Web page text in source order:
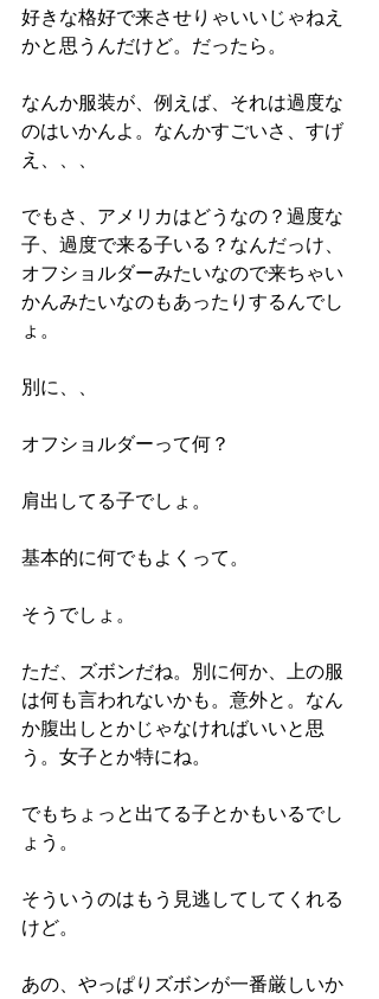
好きな格好で来させりゃいいじゃねえ
かと思うんだけど。だったら。
なんか服装が、例えば、それは過度な
のはいかんよ。なんかすごいさ、すげ
え、、、
でもさ、アメリカはどうなの？過度な
子、過度で来る子いる？なんだっけ、
オフショルダーみたいなので来ちゃい
かんみたいなのもあったりするんでし
ょ。
別に、、
オフショルダーって何？
肩出してる子でしょ。
基本的に何でもよくって。
そうでしょ。
ただ、ズボンだね。別に何か、上の服
は何も言われないかも。意外と。なん
か腹出しとかじゃなければいいと思
う。女子とか特にね。
でもちょっと出てる子とかもいるでし
ょう。
そういうのはもう見逃してしてくれる
けど。
あの、やっぱりズボンが一番厳しいか